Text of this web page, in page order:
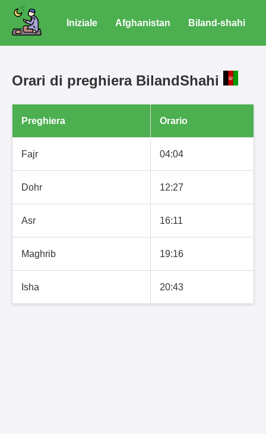
Iniziale Afghanistan Biland-shahi
Orari di preghiera BilandShahi
Preghiera Orario
Fajr 04:04
Dohr 12:27
Asr 16:11
Maghrib 19:16
Isha 20:43